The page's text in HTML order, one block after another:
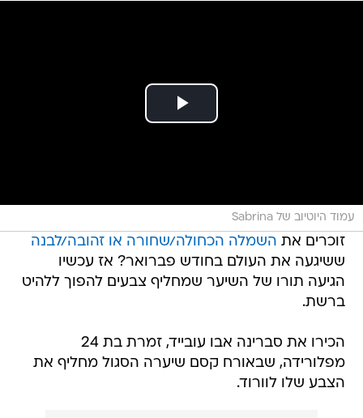
עמוד היוטיוב של Sabrina
זוכרים את השמלה הכחולה/שחורה או זהובה/לבנה
ששיגעה את העולם בחודש פברואר? אז עכשיו
הגיעה תורו של השיער שמחליף צבעים להפוך ללהיט
ברשת.
הכירו את סברינה אבו עובייד, זמרת בת 24
מפלורידה, שבאורח קסם שיערה הסגול מחליף את
הצבע שלו לוורוד.